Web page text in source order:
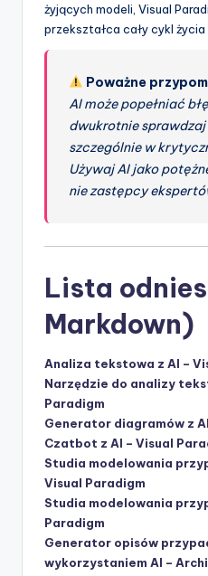
żyjących modeli, Visual
przekształca cały cykl życia
Poważne
AI może popełniać
dwukrotnie
szczególnie w
Używaj AI jako
nie zastępcy
Lista
Markdown)
Analiza tekstowa z AI –
Narzędzie do analizy
Paradigm
Generator diagramów z
Czatbot z AI – Visual
Studia modelowania
Visual Paradigm
Studia modelowania
Paradigm
Generator opisów
wykorzystaniem AI –